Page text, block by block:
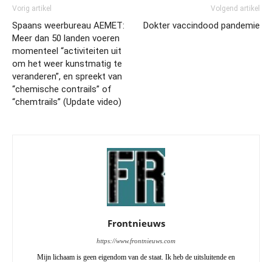
Vorig artikel
Spaans weerbureau AEMET:
Meer dan 50 landen voeren
momenteel “activiteiten uit
om het weer kunstmatig te
veranderen”, en spreekt van
“chemische contrails” of
“chemtrails” (Update video)
Volgend artikel
Dokter vaccindood pandemie
Frontnieuws
https://www.frontnieuws.com
Mijn lichaam is geen eigendom van de staat. Ik heb de uitsluitende en